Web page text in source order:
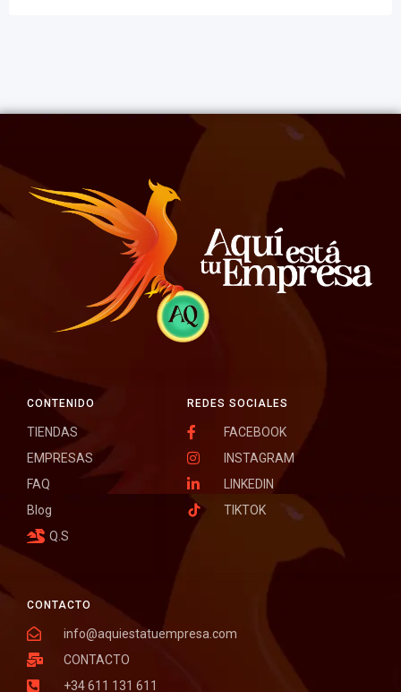
CONTACTO
info@aquiestatuempresa.com
CONTACTO
+34 611 131 611
REDES SOCIALES
FACEBOOK
INSTAGRAM
LINKEDIN
TIKTOK
CONTENIDO
TIENDAS
EMPRESAS
FAQ
Blog
Q.S